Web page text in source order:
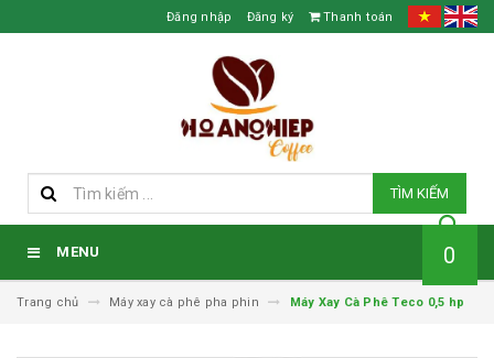
Đăng nhập Đăng ký Thanh toán
TÌM KIẾM
MENU 0
Trang chủ Máy xay cà phê pha phin Máy Xay Cà Phê Teco 0,5 hp